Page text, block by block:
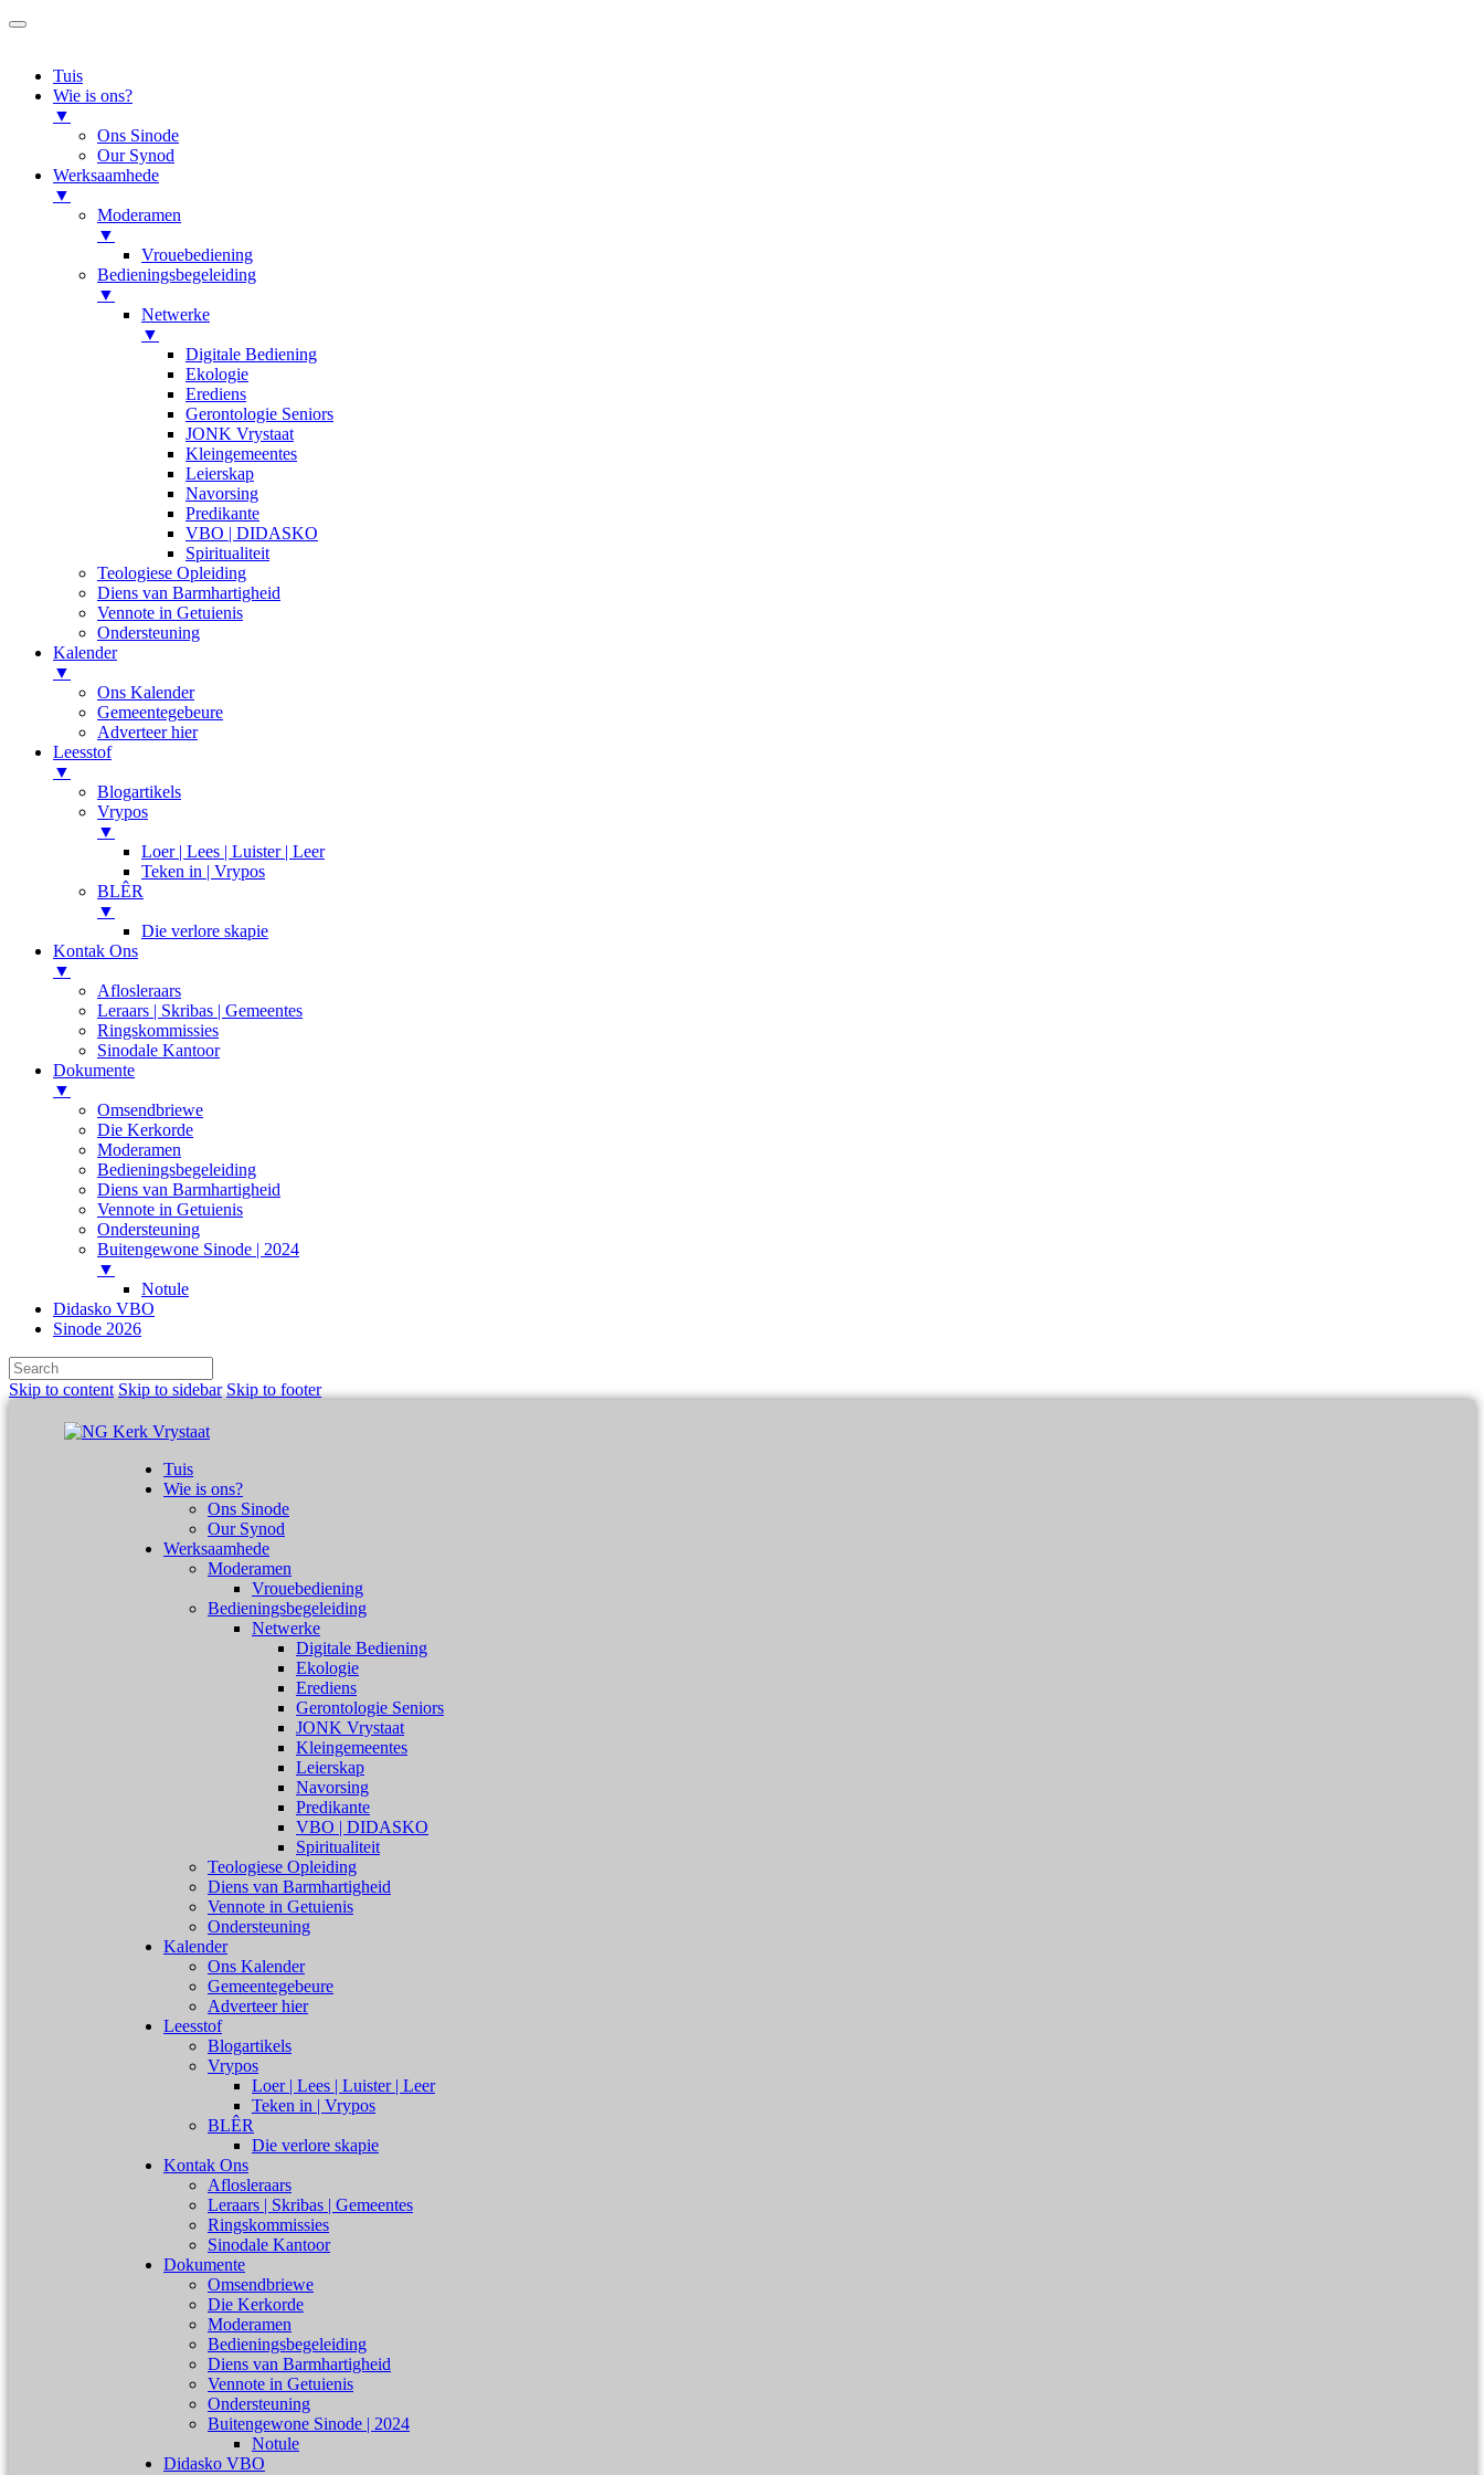
Tuis
Wie is ons?
▼
Ons Sinode
Our Synod
Werksaamhede
▼
Moderamen
▼
Vrouebediening
Bedieningsbegeleiding
▼
Netwerke
▼
Digitale Bediening
Ekologie
Erediens
Gerontologie Seniors
JONK Vrystaat
Kleingemeentes
Leierskap
Navorsing
Predikante
VBO | DIDASKO
Spiritualiteit
Teologiese Opleiding
Diens van Barmhartigheid
Vennote in Getuienis
Ondersteuning
Kalender
▼
Ons Kalender
Gemeentegebeure
Adverteer hier
Leesstof
▼
Blogartikels
Vrypos
▼
Loer | Lees | Luister | Leer
Teken in | Vrypos
BLÊR
▼
Die verlore skapie
Kontak Ons
▼
Aflosleraars
Leraars | Skribas | Gemeentes
Ringskommissies
Sinodale Kantoor
Dokumente
▼
Omsendbriewe
Die Kerkorde
Moderamen
Bedieningsbegeleiding
Diens van Barmhartigheid
Vennote in Getuienis
Ondersteuning
Buitengewone Sinode | 2024
▼
Notule
Didasko VBO
Sinode 2026
Skip to content Skip to sidebar Skip to footer
Tuis
Wie is ons?
Ons Sinode
Our Synod
Werksaamhede
Moderamen
Vrouebediening
Bedieningsbegeleiding
Netwerke
Digitale Bediening
Ekologie
Erediens
Gerontologie Seniors
JONK Vrystaat
Kleingemeentes
Leierskap
Navorsing
Predikante
VBO | DIDASKO
Spiritualiteit
Teologiese Opleiding
Diens van Barmhartigheid
Vennote in Getuienis
Ondersteuning
Kalender
Ons Kalender
Gemeentegebeure
Adverteer hier
Leesstof
Blogartikels
Vrypos
Loer | Lees | Luister | Leer
Teken in | Vrypos
BLÊR
Die verlore skapie
Kontak Ons
Aflosleraars
Leraars | Skribas | Gemeentes
Ringskommissies
Sinodale Kantoor
Dokumente
Omsendbriewe
Die Kerkorde
Moderamen
Bedieningsbegeleiding
Diens van Barmhartigheid
Vennote in Getuienis
Ondersteuning
Buitengewone Sinode | 2024
Notule
Didasko VBO